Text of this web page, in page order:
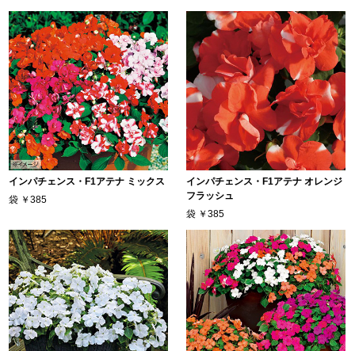
インパチェンス・F1アテナ ミックス
袋 ￥385
インパチェンス・F1アテナ オレンジ
フラッシュ
袋 ￥385